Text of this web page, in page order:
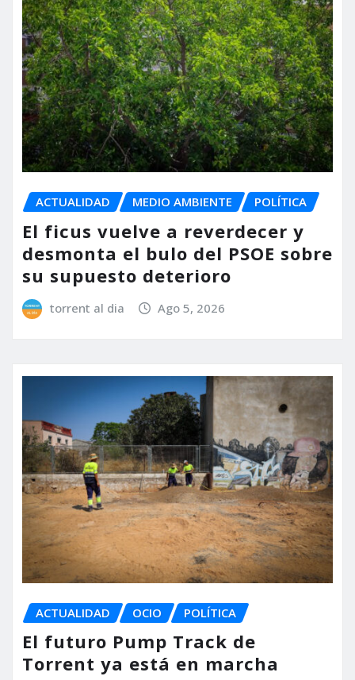
ACTUALIDAD MEDIO AMBIENTE POLÍTICA
El ficus vuelve a reverdecer y
desmonta el bulo del PSOE sobre
su supuesto deterioro
torrent al dia Ago 5, 2026
ACTUALIDAD OCIO POLÍTICA
El futuro Pump Track de
Torrent ya está en marcha